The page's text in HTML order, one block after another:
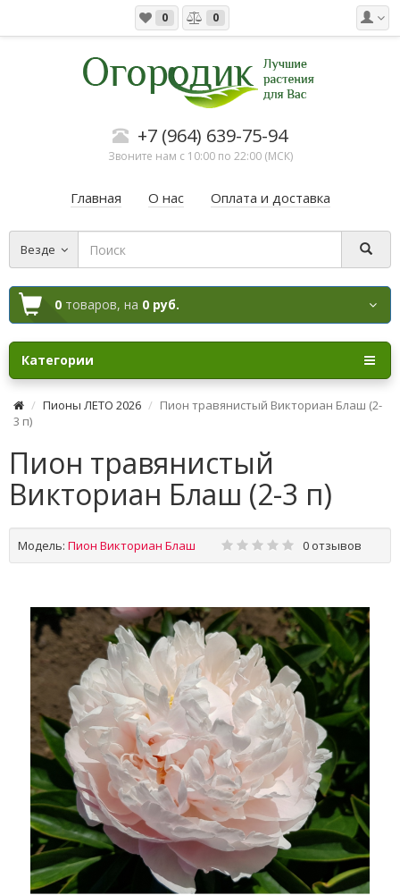
0 0
+7 (964) 639-75-94
Звоните нам с 10:00 по 22:00 (МСК)
Главная О нас Оплата и доставка
Везде
0 товаров, на 0 руб.
Категории
Пионы ЛЕТО 2026
Пион травянистый Викториан Блаш (2-
3 п)
Пион травянистый
Викториан Блаш (2-3 п)
Модель: Пион Викториан Блаш 0 отзывов